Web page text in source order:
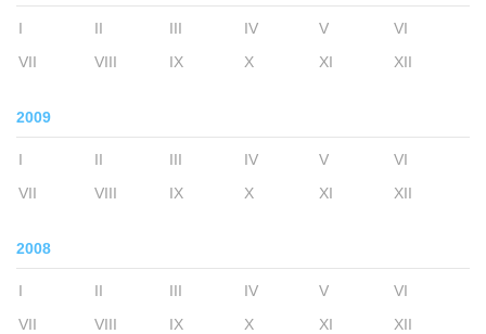
I II III IV V
VI
VII
VIII IX X XI XII
2009
I II III IV V
VI
VII
VIII IX X XI XII
2008
I II III IV V
VI
VII
VIII IX X XI XII